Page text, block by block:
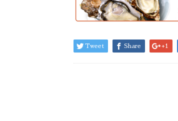
Tweet Share +1